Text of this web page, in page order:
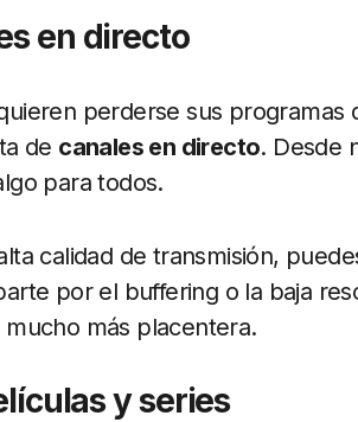
en directo
perderse sus programas
de canales en directo. Desde
para todos.
calidad de transmisión,
por el buffering o la baja
más placentera.
y series